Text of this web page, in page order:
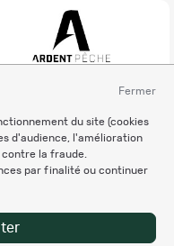
Fermer
du site (cookies
d'audience, l'amélioration
la fraude.
par finalité ou continuer